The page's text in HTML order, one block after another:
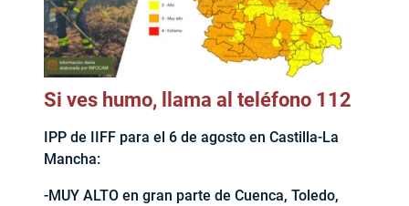
Si ves humo, llama al teléfono 112
IPP de IIFF para el 6 de agosto en Castilla-La
Mancha:
-MUY ALTO en gran parte de Cuenca, Toledo,